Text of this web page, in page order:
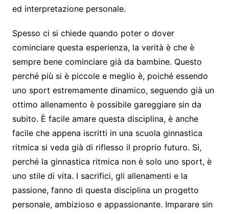
ed interpretazione personale.
Spesso ci si chiede quando poter o dover
cominciare questa esperienza, la verità è che è
sempre bene cominciare già da bambine. Questo
perché più si è piccole e meglio è, poiché essendo
uno sport estremamente dinamico, seguendo già un
ottimo allenamento è possibile gareggiare sin da
subito. È facile amare questa disciplina, è anche
facile che appena iscritti in una scuola ginnastica
ritmica si veda già di riflesso il proprio futuro. Si,
perché la ginnastica ritmica non è solo uno sport, è
uno stile di vita. I sacrifici, gli allenamenti e la
passione, fanno di questa disciplina un progetto
personale, ambizioso e appassionante. Imparare sin